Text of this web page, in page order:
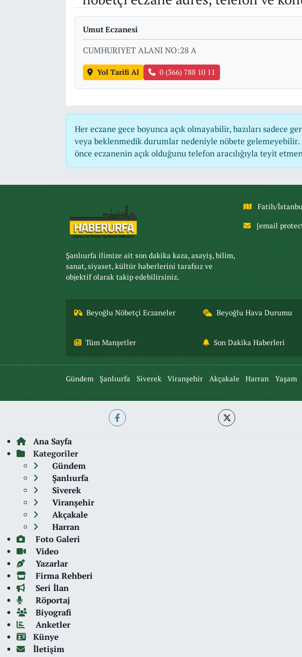
Umut Eczanesi
CUMHURIYET ALANI NO:28 A
Yol Tarifi Al 0 (366) 788 10 11
Her eczane gece boyunca açık olmayabilir, bazıları sadece
veya beklenmedik durumlar nedeniyle nöbete gelemeyebilir.
önce eczanenin açık olduğunu telefon aracılığıyla teyit
Şanlıurfa ilimize ait son dakika kaza, asayiş, bilim,
sanat, siyaset, kültür haberlerini tarafsız ve
objektif olarak takip edebilirsiniz.
Fatih/
[email
Beyoğlu Nöbetçi Eczaneler Beyoğlu Hava Durumu
Tüm Manşetler Son Dakika Haberleri
Gündem Şanlıurfa Siverek Viranşehir Akçakale Harran Yaşam
Ana Sayfa
Kategoriler
Gündem
Şanlıurfa
Siverek
Viranşehir
Akçakale
Harran
Foto Galeri
Video
Yazarlar
Firma Rehberi
Seri İlan
Röportaj
Biyografi
Anketler
Künye
İletişim